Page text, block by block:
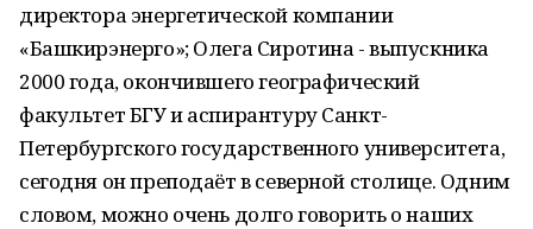
директора энергетической компании
«Башкирэнерго»; Олега Сиротина - выпускника
2000 года, окончившего географический
факультет БГУ и аспирантуру Санкт-
Петербургского государственного университета,
сегодня он преподаёт в северной столице. Одним
словом, можно очень долго говорить о наших